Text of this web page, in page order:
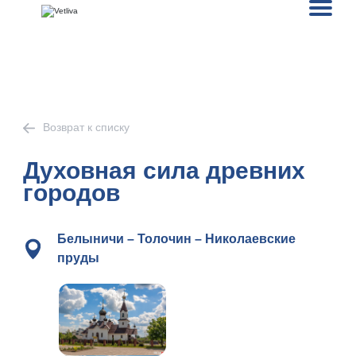
Возврат к списку
Духовная сила древних
городов
Белыничи – Толочин – Николаевские
пруды